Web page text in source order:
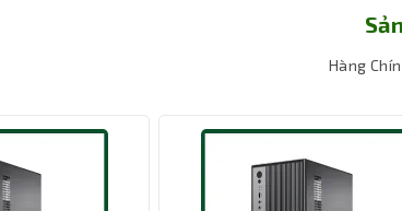
Hàng